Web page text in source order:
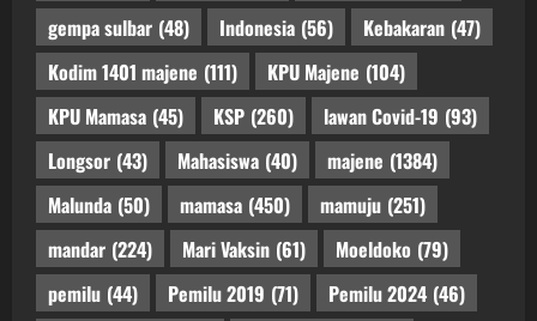
gempa sulbar (48) Indonesia (56) Kebakaran (47)
Kodim 1401 majene (111) KPU Majene (104)
KPU Mamasa (45) KSP (260) lawan Covid-19 (93)
Longsor (43) Mahasiswa (40) majene (1384)
Malunda (50) mamasa (450) mamuju (251)
mandar (224) Mari Vaksin (61) Moeldoko (79)
pemilu (44) Pemilu 2019 (71) Pemilu 2024 (46)